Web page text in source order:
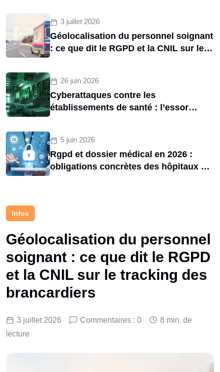
Infos
Géolocalisation du personnel
soignant : ce que dit le RGPD
et la CNIL sur le tracking des
brancardiers
3 juillet 2026 Commentaires : 0
8 min. de
lecture
3 juillet 2026
Géolocalisation du personnel soignant
: ce que dit le RGPD et la CNIL sur le
26 juin 2026
Cyberattaques contre les
établissements de santé : l’essor
5 juin 2026
Rgpd et dossier médical en 2026 :
obligations concrètes des hôpitaux et